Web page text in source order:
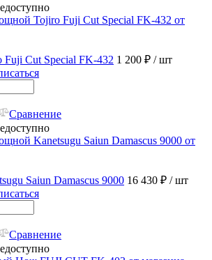
Cut Special FK-432 1 200 ₽ / шт
Сравнение
Saiun Damascus 9000 16 430 ₽ / шт
Сравнение